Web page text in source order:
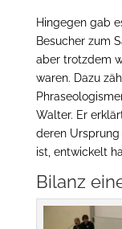
Hingegen gab
Besucher zum
aber trotzdem
waren. Dazu
Walter. Er
deren Ursprung
ist, entwickelt
Bilanz